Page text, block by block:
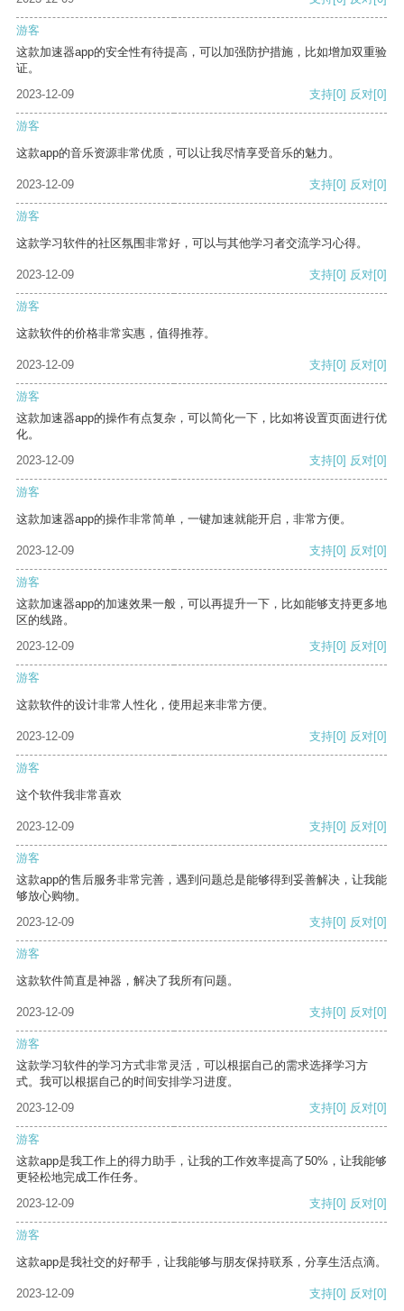
游客
这款加速器app的安全性有待提高，可以加强防护措施，比如增加双重验
证。
2023-12-09
支持[0] 反对[0]
游客
这款app的音乐资源非常优质，可以让我尽情享受音乐的魅力。
2023-12-09 支持[0] 反对[0]
游客
这款学习软件的社区氛围非常好，可以与其他学习者交流学习心得。
2023-12-09 支持[0] 反对[0]
游客
这款软件的价格非常实惠，值得推荐。
2023-12-09 支持[0] 反对[0]
游客
这款加速器app的操作有点复杂，可以简化一下，比如将设置页面进行优
化。
2023-12-09
支持[0] 反对[0]
游客
这款加速器app的操作非常简单，一键加速就能开启，非常方便。
2023-12-09 支持[0] 反对[0]
游客
这款加速器app的加速效果一般，可以再提升一下，比如能够支持更多地
区的线路。
2023-12-09
支持[0] 反对[0]
游客
这款软件的设计非常人性化，使用起来非常方便。
2023-12-09 支持[0] 反对[0]
游客
这个软件我非常喜欢
2023-12-09 支持[0] 反对[0]
游客
这款app的售后服务非常完善，遇到问题总是能够得到妥善解决，让我能
够放心购物。
2023-12-09
支持[0] 反对[0]
游客
这款软件简直是神器，解决了我所有问题。
2023-12-09 支持[0] 反对[0]
游客
这款学习软件的学习方式非常灵活，可以根据自己的需求选择学习方
式。我可以根据自己的时间安排学习进度。
2023-12-09
支持[0] 反对[0]
游客
这款app是我工作上的得力助手，让我的工作效率提高了50%，让我能够
更轻松地完成工作任务。
2023-12-09
支持[0] 反对[0]
游客
这款app是我社交的好帮手，让我能够与朋友保持联系，分享生活点滴。
2023-12-09 支持[0] 反对[0]